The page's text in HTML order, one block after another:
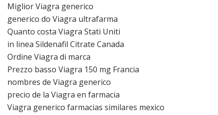
Miglior Viagra generico
generico do Viagra ultrafarma
Quanto costa Viagra Stati Uniti
in linea Sildenafil Citrate Canada
Ordine Viagra di marca
Prezzo basso Viagra 150 mg Francia
nombres de Viagra generico
precio de la Viagra en farmacia
Viagra generico farmacias similares mexico